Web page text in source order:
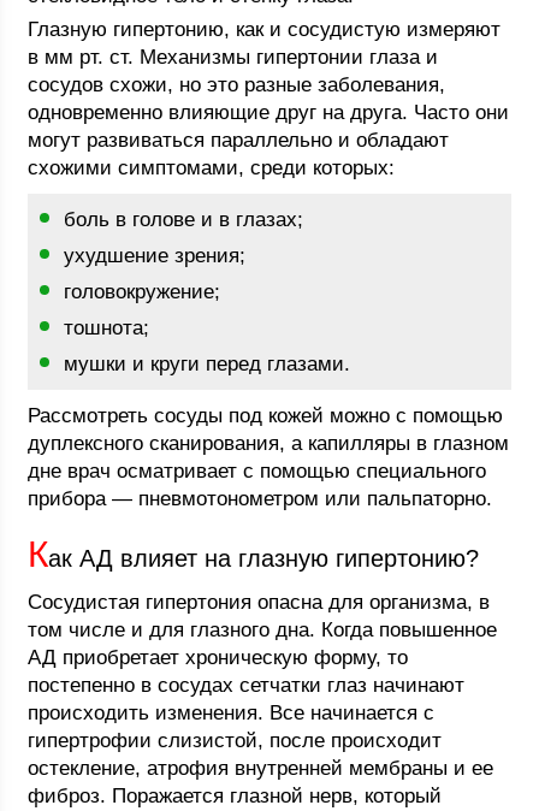
Глазную гипертонию, как и сосудистую измеряют
в мм рт. ст. Механизмы гипертонии глаза и
сосудов схожи, но это разные заболевания,
одновременно влияющие друг на друга. Часто они
могут развиваться параллельно и обладают
схожими симптомами, среди которых:
боль в голове и в глазах;
ухудшение зрения;
головокружение;
тошнота;
мушки и круги перед глазами.
Рассмотреть сосуды под кожей можно с помощью
дуплексного сканирования, а капилляры в глазном
дне врач осматривает с помощью специального
прибора — пневмотонометром или пальпаторно.
Как АД влияет на глазную гипертонию?
Сосудистая гипертония опасна для организма, в
том числе и для глазного дна. Когда повышенное
АД приобретает хроническую форму, то
постепенно в сосудах сетчатки глаз начинают
происходить изменения. Все начинается с
гипертрофии слизистой, после происходит
остекление, атрофия внутренней мембраны и ее
фиброз. Поражается глазной нерв, который